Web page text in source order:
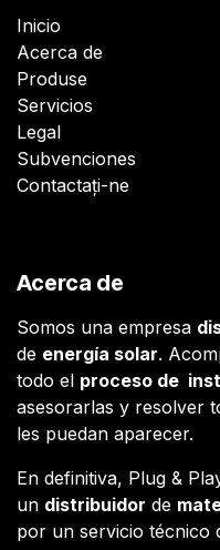
Inicio
Acerca de
Produse
Servicios
Legal
Subvenciones
Contactați-ne
Acerca de
Somos una empresa
de energía solar.
todo el proceso de
asesorarlas y resolver
les puedan aparecer.
En definitiva, Plug &
un distribuidor de
por un servicio técnico